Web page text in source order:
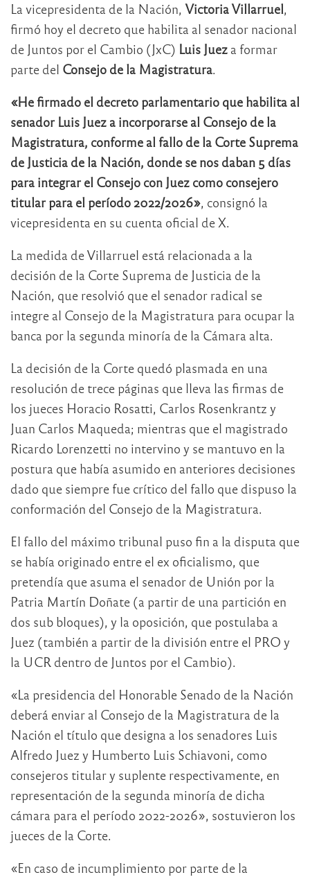
La vicepresidenta de la Nación, Victoria Villarruel,
firmó hoy el decreto que habilita al senador nacional
de Juntos por el Cambio (JxC) Luis Juez a formar
parte del Consejo de la Magistratura.
«He firmado el decreto parlamentario que habilita al
senador Luis Juez a incorporarse al Consejo de la
Magistratura, conforme al fallo de la Corte Suprema
de Justicia de la Nación, donde se nos daban 5 días
para integrar el Consejo con Juez como consejero
titular para el período 2022/2026», consignó la
vicepresidenta en su cuenta oficial de X.
La medida de Villarruel está relacionada a la
decisión de la Corte Suprema de Justicia de la
Nación, que resolvió que el senador radical se
integre al Consejo de la Magistratura para ocupar la
banca por la segunda minoría de la Cámara alta.
La decisión de la Corte quedó plasmada en una
resolución de trece páginas que lleva las firmas de
los jueces Horacio Rosatti, Carlos Rosenkrantz y
Juan Carlos Maqueda; mientras que el magistrado
Ricardo Lorenzetti no intervino y se mantuvo en la
postura que había asumido en anteriores decisiones
dado que siempre fue crítico del fallo que dispuso la
conformación del Consejo de la Magistratura.
El fallo del máximo tribunal puso fin a la disputa que
se había originado entre el ex oficialismo, que
pretendía que asuma el senador de Unión por la
Patria Martín Doñate (a partir de una partición en
dos sub bloques), y la oposición, que postulaba a
Juez (también a partir de la división entre el PRO y
la UCR dentro de Juntos por el Cambio).
«La presidencia del Honorable Senado de la Nación
deberá enviar al Consejo de la Magistratura de la
Nación el título que designa a los senadores Luis
Alfredo Juez y Humberto Luis Schiavoni, como
consejeros titular y suplente respectivamente, en
representación de la segunda minoría de dicha
cámara para el período 2022-2026», sostuvieron los
jueces de la Corte.
«En caso de incumplimiento por parte de la